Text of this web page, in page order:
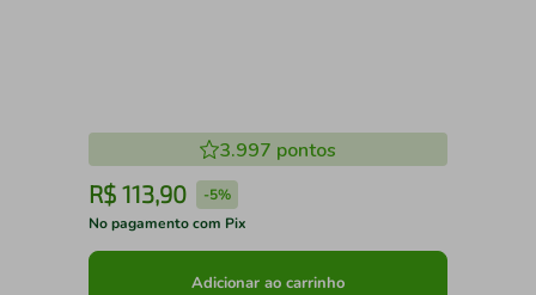
3.997 pontos
R$ 113,90 -5%
No pagamento com Pix
Adicionar ao carrinho